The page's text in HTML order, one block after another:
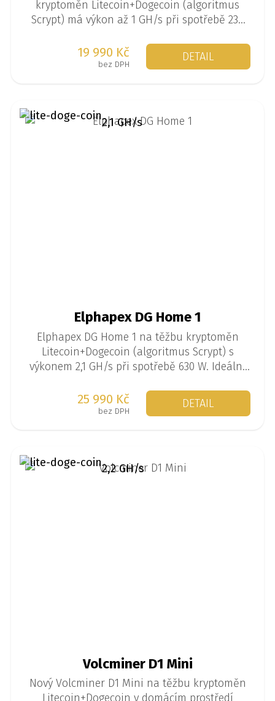
kryptoměn Litecoin+Dogecoin (algoritmus
Scrypt) má výkon až 1 GH/s při spotřebě 230
Ideální miner pro všechny, kdo si chtějí
vyzkoušet těžbu kryptoměn v domacím
19 990 Kč
bez DPH
DETAIL
Elphapex DG Home 1
Elphapex DG Home 1 na těžbu kryptoměn
Litecoin+Dogecoin (algoritmus Scrypt) s
výkonem 2,1 GH/s při spotřebě 630 W. Ideální
25 990 Kč
bez DPH
DETAIL
2,1 GH/s
Volcminer D1 Mini
Nový Volcminer D1 Mini na těžbu kryptoměn
Litecoin+Dogecoin v domácím prostředí
2,2 GH/s